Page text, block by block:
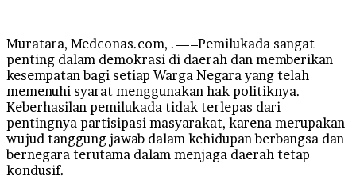
Muratara, Medconas.com, .—–Pemilukada sangat
penting dalam demokrasi di daerah dan memberikan
kesempatan bagi setiap Warga Negara yang telah
memenuhi syarat menggunakan hak politiknya.
Keberhasilan pemilukada tidak terlepas dari
pentingnya partisipasi masyarakat, karena merupakan
wujud tanggung jawab dalam kehidupan berbangsa dan
bernegara terutama dalam menjaga daerah tetap
kondusif.